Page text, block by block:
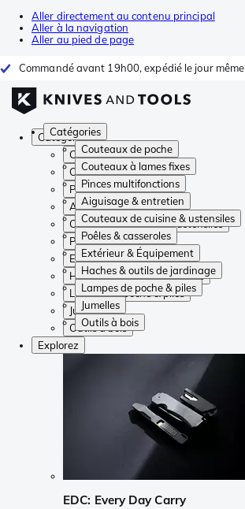
Aller directement au contenu principal
Aller à la navigation
Aller au pied de page
Commandé avant 19h00, expédié le jour même
Catégories
Couteaux de poche
Couteaux à lames fixes
Pinces multifonctions
Aiguisage & entretien
Couteaux de cuisine & ustensiles
Poêles & casseroles
Extérieur & Équipement
Haches & outils de jardinage
Lampes de poche & piles
Jumelles
Outils à bois
Catégories
Couteaux de poche
Couteaux à lames fixes
Pinces multifonctions
Aiguisage & entretien
Couteaux de cuisine & ustensiles
Poêles & casseroles
Extérieur & Équipement
Haches & outils de jardinage
Lampes de poche & piles
Jumelles
Outils à bois
Explorez
EDC: Every Day Carry